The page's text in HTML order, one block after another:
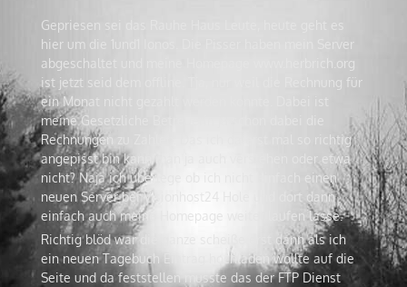
Gepriesen sei das Rauhe Haus Leute, heute geht es
hier um die 1und1 Ionos. Die Pisser haben mein Server
abgeschaltet und meine Homepage www.herbrich.org
ist jetzt seid dem offline. Tja, nur weil die Rechnung für
ein Monat nicht gezahlt werden konnte. Dabei ist
meine Gesetzliche Betreuerin ja schon dabei die
Rechnungen zu Zahlen. Das ich da erst mal so richtig
angepisst bin kann man ja auch verstehen oder etwa
nicht? Naja ich überlege ob ich nicht einfach einen
neuen Server bei Visionhost24 Hole und dort dann
einfach auch meine Homepage weiter laufen lasse.
Richtig blöd war die ganze scheiße erst dann als ich
ein neuen Tagebuch Eintrag hochladen wollte auf die
Seite und da feststellen musste das der FTP Dienst